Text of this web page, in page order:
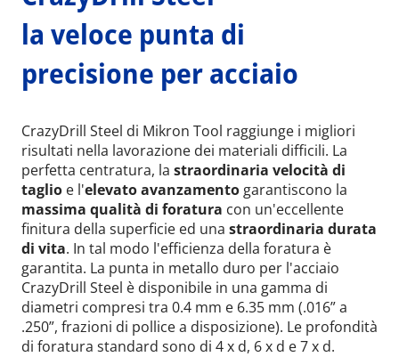
la veloce punta di
precisione per acciaio
CrazyDrill Steel di Mikron Tool raggiunge i migliori
risultati nella lavorazione dei materiali difficili. La
perfetta centratura, la straordinaria velocità di
taglio e l'elevato avanzamento garantiscono la
massima qualità di foratura con un'eccellente
finitura della superficie ed una straordinaria durata
di vita. In tal modo l'efficienza della foratura è
garantita. La punta in metallo duro per l'acciaio
CrazyDrill Steel è disponibile in una gamma di
diametri compresi tra 0.4 mm e 6.35 mm (.016” a
.250”, frazioni di pollice a disposizione). Le profondità
di foratura standard sono di 4 x d, 6 x d e 7 x d.